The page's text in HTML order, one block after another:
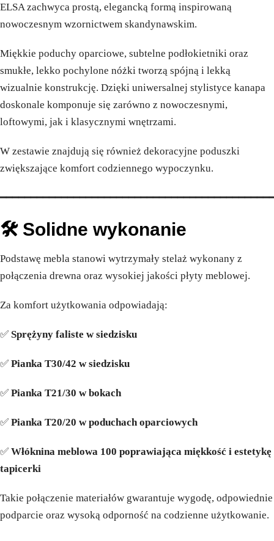
ELSA zachwyca prostą, elegancką formą inspirowaną
nowoczesnym wzornictwem skandynawskim.
Miękkie poduchy oparciowe, subtelne podłokietniki oraz
smukłe, lekko pochylone nóżki tworzą spójną i lekką
wizualnie konstrukcję. Dzięki uniwersalnej stylistyce kanapa
doskonale komponuje się zarówno z nowoczesnymi,
loftowymi, jak i klasycznymi wnętrzami.
W zestawie znajdują się również dekoracyjne poduszki
zwiększające komfort codziennego wypoczynku.
🛠️ Solidne wykonanie
Podstawę mebla stanowi wytrzymały stelaż wykonany z
połączenia drewna oraz wysokiej jakości płyty meblowej.
Za komfort użytkowania odpowiadają:
✅ Sprężyny faliste w siedzisku
✅ Pianka T30/42 w siedzisku
✅ Pianka T21/30 w bokach
✅ Pianka T20/20 w poduchach oparciowych
✅ Włóknina meblowa 100 poprawiająca miękkość i estetykę
tapicerki
Takie połączenie materiałów gwarantuje wygodę, odpowiednie
podparcie oraz wysoką odporność na codzienne użytkowanie.